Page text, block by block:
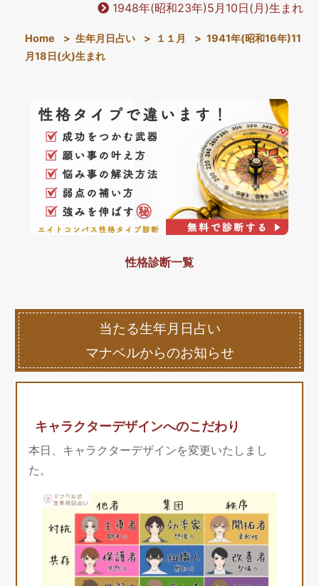
1948年(昭和23年)5月10日(月)生まれ
Home > 生年月日占い > １１月 > 1941年(昭和16年)11
月18日(火)生まれ
性格診断一覧
当たる生年月日占い
マナベルからのお知らせ
キャラクターデザインへのこだわり
本日、キャラクターデザインを変更いたしまし
た。